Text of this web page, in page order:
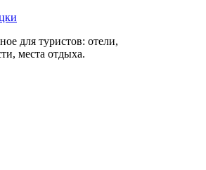
для туристов: отели,
места отдыха.